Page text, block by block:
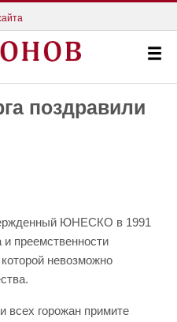
поздравили
ЮНЕСКО в 1991
и преемственности
невозможно
всех горожан примите